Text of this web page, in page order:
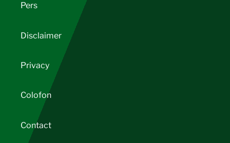
Pers
Disclaimer
Privacy
Colofon
Contact